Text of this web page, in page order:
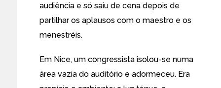
audiência e só saiu de cena depois de
partilhar os aplausos com o maestro e os
menestréis.
Em Nice, um congressista isolou-se numa
área vazia do auditório e adormeceu. Era